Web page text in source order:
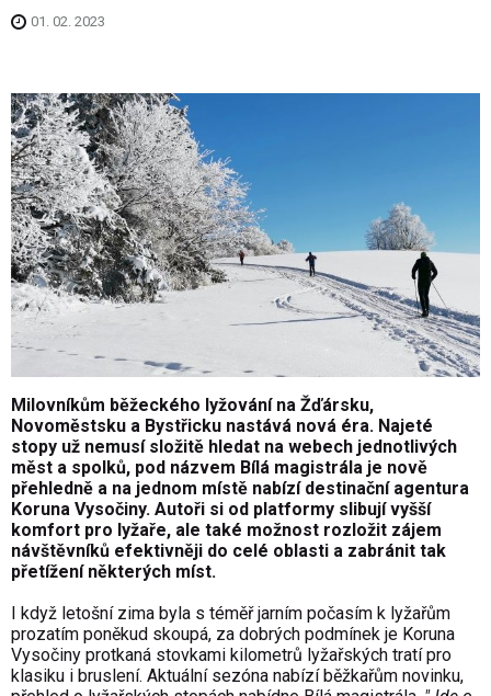
01. 02. 2023
Milovníkům běžecké ho lyžovánína Žďársku,
Novoměstsku a Bystřicku nastává nová éra. Najeté
stopy už nemusísložitě hledat na webech jednotlivých
měst a spolků, pod názvem Bíl á magistrá la je nově
přehledně a na jednom místě nabízídestinačníagentura
Koruna Vysočiny. Autoři si od platformy slibujívyšší
komfort pro lyžaře, ale také možnost rozložit zájem
návštěvníků efektivněji do cel é oblasti a zabránit tak
přetíženíněkterých míst.
I když letošnízima byla s téměř jarním počasím k lyžařům
prozatím poněkud skoupá, za dobrých podmínek je Koruna
Vysočiny protkaná stovkami kilometrů lyžařských tratípro
klasiku i bruslení. Aktuá lnísezóna nabízíběžkařům novinku,